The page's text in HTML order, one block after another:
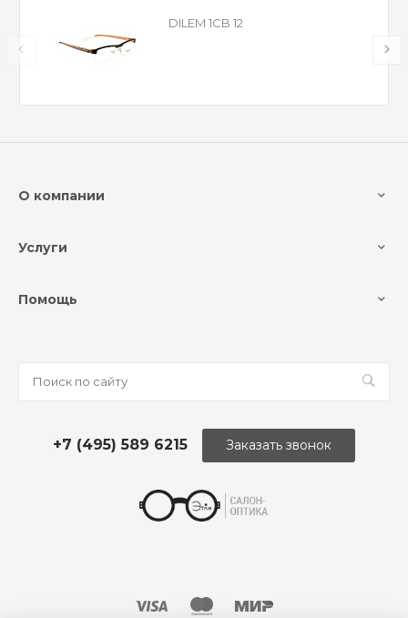
DILEM 1CB 12
О компании
Услуги
Помощь
+7 (495) 589 6215 Заказать звонок